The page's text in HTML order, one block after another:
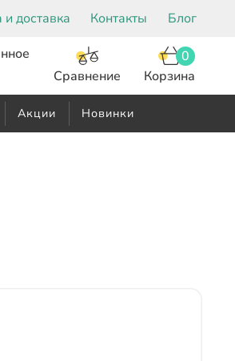
и доставка Контакты Блог
Сравнение
Корзина
0
Акции Новинки